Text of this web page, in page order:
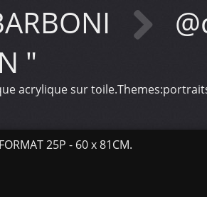
"
acrylique sur
25P - 60 x 81CM.